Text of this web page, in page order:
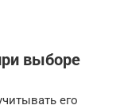
выборе
его